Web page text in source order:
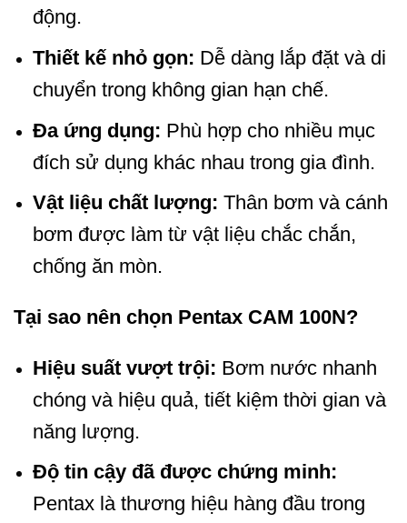
động.
Thiết kế nhỏ gọn: Dễ dàng lắp đặt và di
chuyển trong không gian hạn chế.
Đa ứng dụng: Phù hợp cho nhiều mục
đích sử dụng khác nhau trong gia đình.
Vật liệu chất lượng: Thân bơm và cánh
bơm được làm từ vật liệu chắc chắn,
chống ăn mòn.
Tại sao nên chọn Pentax CAM 100N?
Hiệu suất vượt trội: Bơm nước nhanh
chóng và hiệu quả, tiết kiệm thời gian và
năng lượng.
Độ tin cậy đã được chứng minh:
Pentax là thương hiệu hàng đầu trong